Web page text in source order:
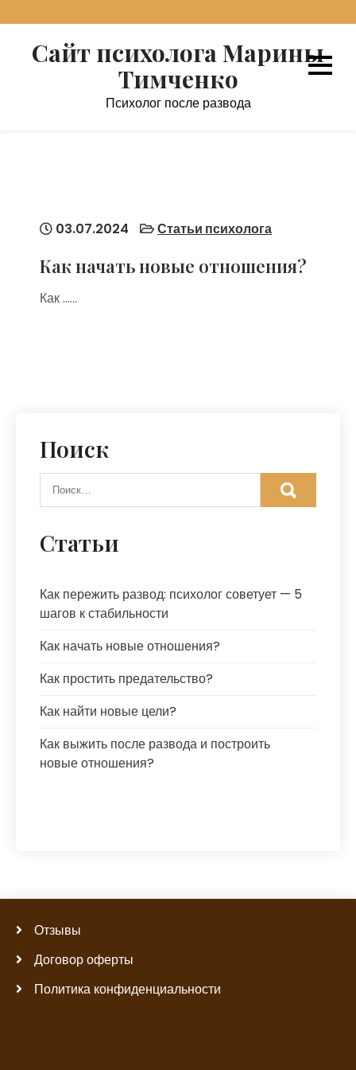
содержимому
Сайт психолога Марины
Тимченко
Психолог после развода
03.07.2024 Статьи психолога
Как начать новые отношения?
Как ……
Поиск
Статьи
Как пережить развод: психолог советует — 5
шагов к стабильности
Как начать новые отношения?
Как простить предательство?
Как найти новые цели?
Как выжить после развода и построить
новые отношения?
Отзывы
Договор оферты
Политика конфиденциальности